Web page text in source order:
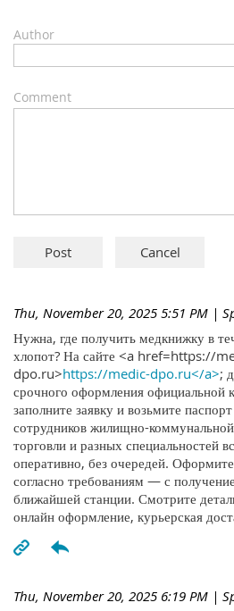
Author
Comment
Thu, November 20, 2025 5:51 PM |
Нужна, где получить медкнижку в
хлопот? На сайте <a href=https://
dpo.ru>https://medic-dpo.ru</a>;
срочного оформления официальной
заполните заявку и возьмите
сотрудников жилищно-
торговли и разных специальностей
оперативно, без очередей.
согласно требованиям — с
ближайшей станции. Смотрите
онлайн оформление, курьерская
Thu, November 20, 2025 6:19 PM |